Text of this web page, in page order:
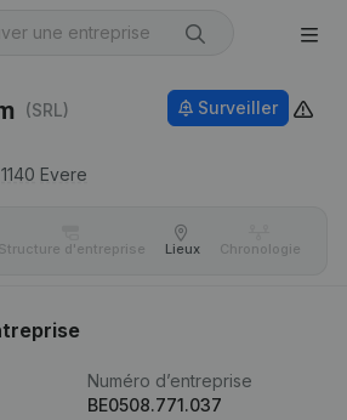
(SRL)
1140 Evere
Surveiller
Structure d'entreprise Lieux Chronologie
Numéro d’entreprise
BE0508.771.037